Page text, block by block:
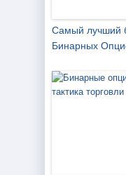
Самый лучший
Бинарных